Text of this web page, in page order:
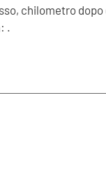
chilometro
.